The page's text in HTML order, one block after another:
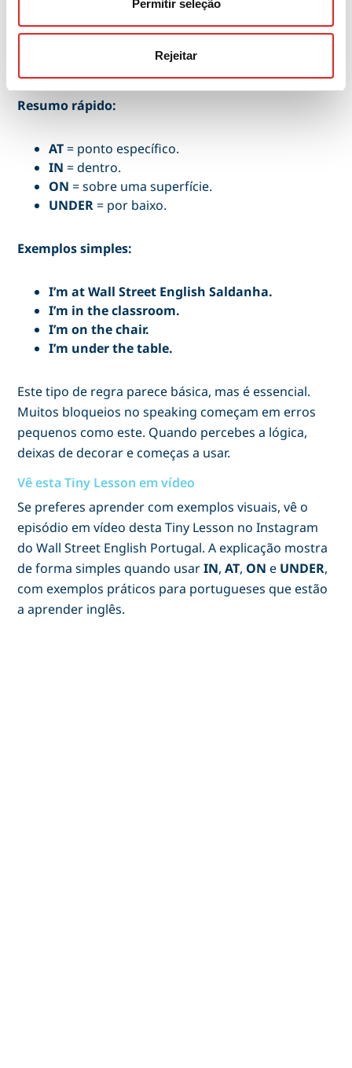
Permitir seleção
Rejeitar
A melhor forma é associar cada preposição a uma
imagem. Não penses primeiro em português. Pensa
na posição.
Resumo rápido:
AT= ponto específico.
IN = dentro.
ON = sobre uma superfície.
UNDER = por baixo.
Exemplos simples:
I’m at Wall Street English Saldanha.
I’m in the classroom.
I’m on the chair.
I’m under the table.
Este tipo de regra parece básica, mas é essencial.
Muitos bloqueios no speaking começam em erros
pequenos como este. Quando percebes a lógica,
deixas de decorar e começas a usar.
Vê esta Tiny Lesson em vídeo
Se preferes aprender com exemplos visuais, vê o
episódio em vídeo desta Tiny Lesson no Instagram
do Wall Street English Portugal. A explicação mostra
de forma simples quando usarIN,AT, ON e UNDER,
com exemplos práticos para portugueses que estão
a aprender inglês.